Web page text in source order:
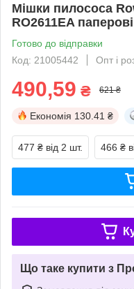
Мішки пилососа
RO2611EA паперові
Готово до відправки
Код: 21005442
Опт і
490,59 ₴ 621 ₴
Економія 130.41 ₴
477 ₴ від 2 шт. 466 ₴
Що таке купити з